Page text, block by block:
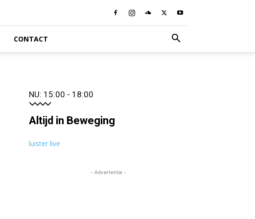
CONTACT
NU: 15:00 - 18:00
Altijd in Beweging
luister live
- Advertentie -